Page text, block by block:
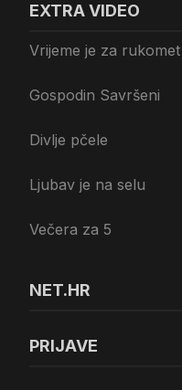
EXTRA VIDEO
Vrijeme je za rukomet
Gospodin Savršeni
Divlje pčele
Ljubav je na selu
Večera za 5
NET.HR
PRIJAVE